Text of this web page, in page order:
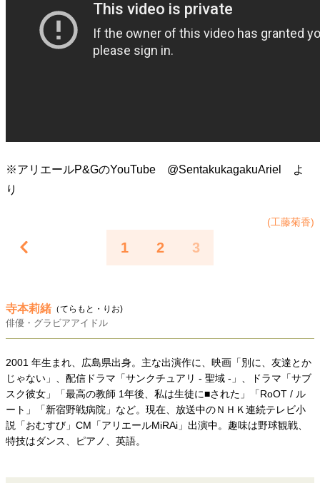
40代からの景色 50代のリアル
美しさの哲学
60代のネクストステージ
社会・カルチャー・マネー
地域とつながる/お金との付き合い方
※アリエールP&GのYouTube @SentakukagakuAriel よ
り
(工藤菊香)
1 2 3
寺本莉緒 （てらもと・りお)
俳優・グラビアアイドル
2001 年生まれ、広島県出身。主な出演作に、映画「別に、友達とか
じゃない」、配信ドラマ「サンクチュアリ - 聖域 -」、ドラマ「サブ
スク彼女」「最高の教師 1年後、私は生徒に■された」「RoOT / ル
ート」「新宿野戦病院」など。現在、放送中のＮＨＫ連続テレビ小
説「おむすび」CM「アリエールMiRAi」出演中。趣味は野球観戦、
特技はダンス、ピアノ、英語。